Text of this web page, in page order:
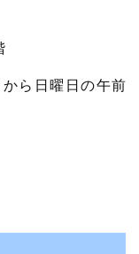
ら日曜日の午前